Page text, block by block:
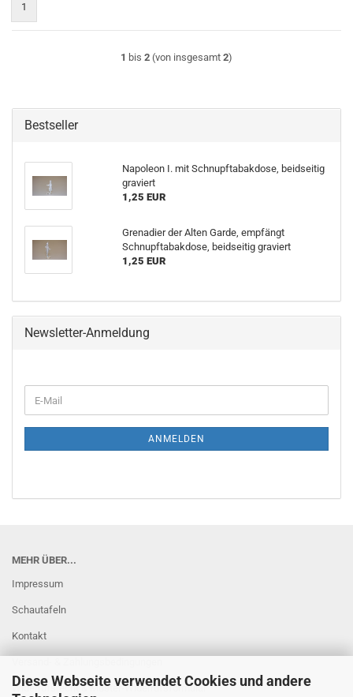
Diese Webseite verwendet Cookies und andere
1
1 bis 2 (von insgesamt 2)
Bestseller
Napoleon I. mit Schnupftabakdose, beidseitig
graviert
1,25 EUR
Grenadier der Alten Garde, empfängt
Schnupftabakdose, beidseitig graviert
1,25 EUR
Newsletter-Anmeldung
E-
Mail
ANMELDEN
MEHR ÜBER...
Impressum
Schautafeln
Kontakt
Widerrufsrecht & Muster-Widerrufsformular